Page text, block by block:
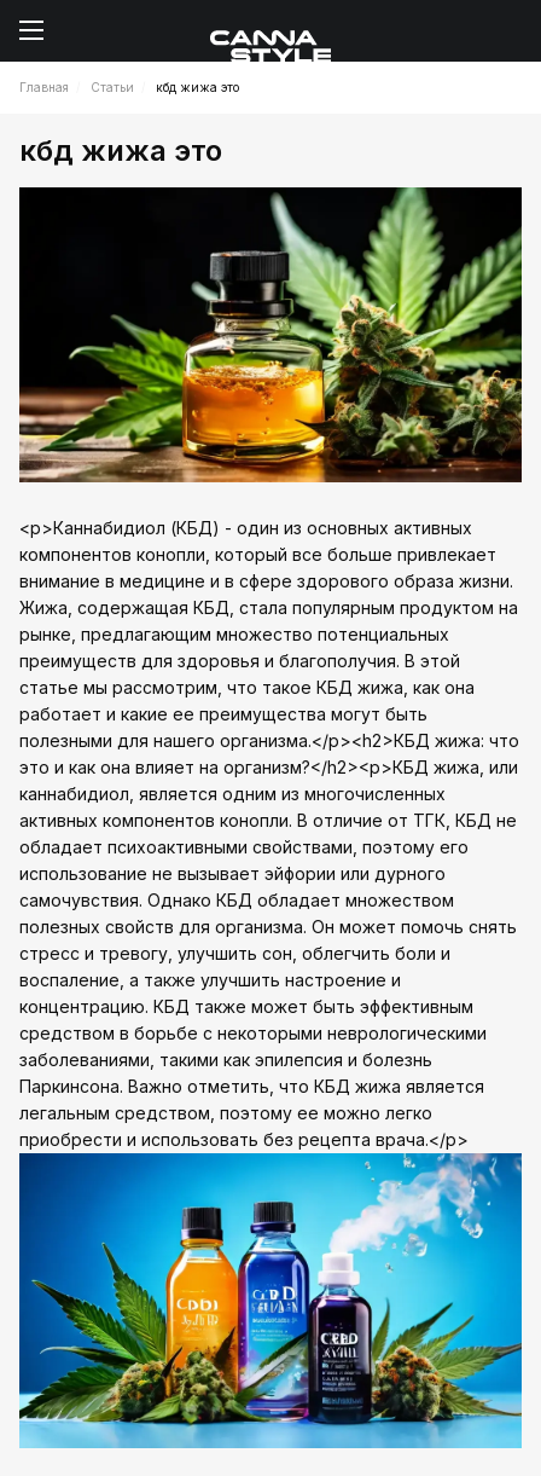
Главная Статьи кбд жижа это
кбд жижа это
<p>Каннабидиол (КБД) - один из основных активных
компонентов конопли, который все больше привлекает
внимание в медицине и в сфере здорового образа жизни.
Жижа, содержащая КБД, стала популярным продуктом на
рынке, предлагающим множество потенциальных
преимуществ для здоровья и благополучия. В этой
статье мы рассмотрим, что такое КБД жижа, как она
работает и какие ее преимущества могут быть
полезными для нашего организма.</p><h2>КБД жижа: что
это и как она влияет на организм?</h2><p>КБД жижа, или
каннабидиол, является одним из многочисленных
активных компонентов конопли. В отличие от ТГК, КБД не
обладает психоактивными свойствами, поэтому его
использование не вызывает эйфории или дурного
самочувствия. Однако КБД обладает множеством
полезных свойств для организма. Он может помочь снять
стресс и тревогу, улучшить сон, облегчить боли и
воспаление, а также улучшить настроение и
концентрацию. КБД также может быть эффективным
средством в борьбе с некоторыми неврологическими
заболеваниями, такими как эпилепсия и болезнь
Паркинсона. Важно отметить, что КБД жижа является
легальным средством, поэтому ее можно легко
приобрести и использовать без рецепта врача.</p>